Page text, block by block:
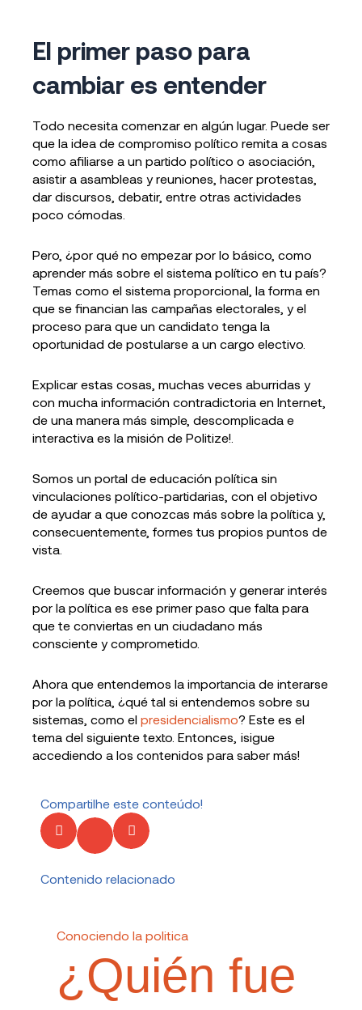
El primer paso para
cambiar es entender
Todo necesita comenzar en algún lugar. Puede ser
que la idea de compromiso político remita a cosas
como afiliarse a un partido político o asociación,
asistir a asambleas y reuniones, hacer protestas,
dar discursos, debatir, entre otras actividades
poco cómodas.
Pero, ¿por qué no empezar por lo básico, como
aprender más sobre el sistema político en tu país?
Temas como el sistema proporcional, la forma en
que se financian las campañas electorales, y el
proceso para que un candidato tenga la
oportunidad de postularse a un cargo electivo.
Explicar estas cosas, muchas veces aburridas y
con mucha información contradictoria en Internet,
de una manera más simple, descomplicada e
interactiva es la misión de Politize!.
Somos un portal de educación política sin
vinculaciones político-partidarias, con el objetivo
de ayudar a que conozcas más sobre la política y,
consecuentemente, formes tus propios puntos de
vista.
Creemos que buscar información y generar interés
por la política es ese primer paso que falta para
que te conviertas en un ciudadano más
consciente y comprometido.
Ahora que entendemos la importancia de interarse
por la política, ¿qué tal si entendemos sobre su
sistemas, como el presidencialismo? Este es el
tema del siguiente texto. Entonces, ¡sigue
accediendo a los contenidos para saber más!
Compartilhe este conteúdo!
Contenido relacionado
Conociendo la politica
¿Quién fue